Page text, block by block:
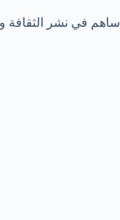
ساهم في نشر الثقافة